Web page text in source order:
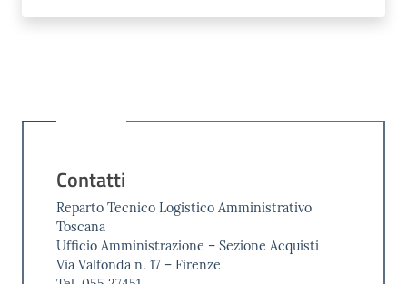
Contatti
Reparto Tecnico Logistico Amministrativo
Toscana
Ufficio Amministrazione – Sezione Acquisti
Via Valfonda n. 17 – Firenze